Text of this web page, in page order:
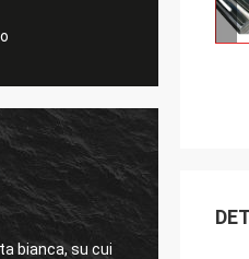
bianca, su cui